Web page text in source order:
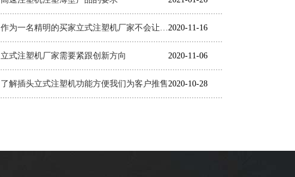
作为一名精明的买家立式注塑机厂家不会让你失望2020-11-16
立式注塑机厂家需要紧跟创新方向 2020-11-06
了解插头立式注塑机功能方便我们为客户推售2020-10-28